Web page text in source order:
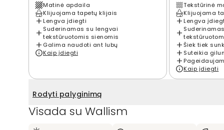
Matinė apdaila
Klijuojama tapetų klijais
Lengva įdiegti
Suderinamas su lengvai
tekstūruotomis sienomis
Galima naudoti ant lubų
Kaip įdiegti
Tekstūrinė
Klijuojama
Lengva
Šiek tiek
Suteikia
Kaip įdiegti
Rodyti palyginimą
Visada su Wallism